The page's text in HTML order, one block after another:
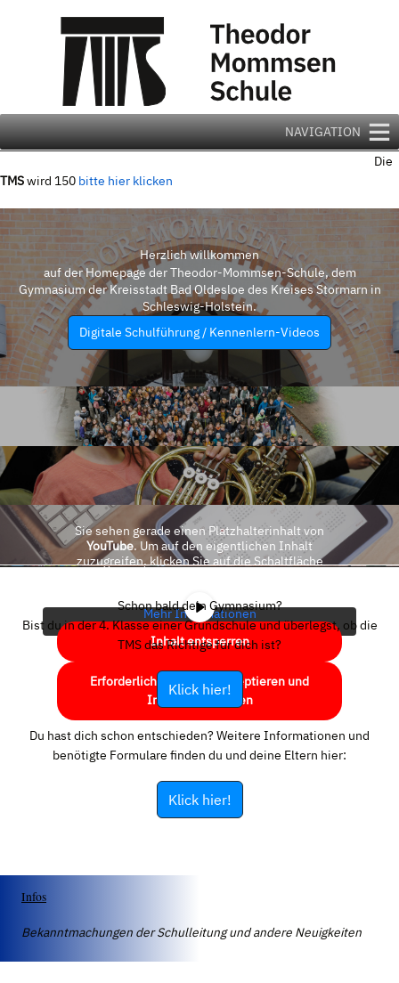
NAVIGATION
Die
TMSwird 150 bitte hier klicken
Herzlich willkommen
auf der Homepage der Theodor-Mommsen-Schule, dem
Gymnasium der Kreisstadt Bad Oldesloe des Kreises Stormarn in
Schleswig-Holstein.
Digitale Schulführung / Kennenlern-Videos
Sie sehen gerade einen Platzhalterinhalt von
YouTube. Um auf den eigentlichen Inhalt
zuzugreifen, klicken Sie auf die Schaltfläche
Mehr Informationen
Inhalt entsperren
Erforderlichen Service akzeptieren und
Inhalte entsperren
Schon bald dein Gymnasium?
Bist du in der 4. Klasse einer Grundschule und überlegst, ob die
TMS das Richtige für dich ist?
Klick hier!
Du hast dich schon entschieden? Weitere Informationen und
benötigte Formulare finden du und deine Eltern hier:
Klick hier!
Infos
Bekanntmachungen der Schulleitung und andere Neuigkeiten